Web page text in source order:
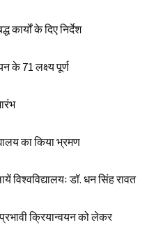
कार्यों के दिए निर्देश
के 71 लक्ष्य पूर्ण
का किया भ्रमण
विश्वविद्यालयः डॉ. धन सिंह रावत
क्रियान्वयन को लेकर